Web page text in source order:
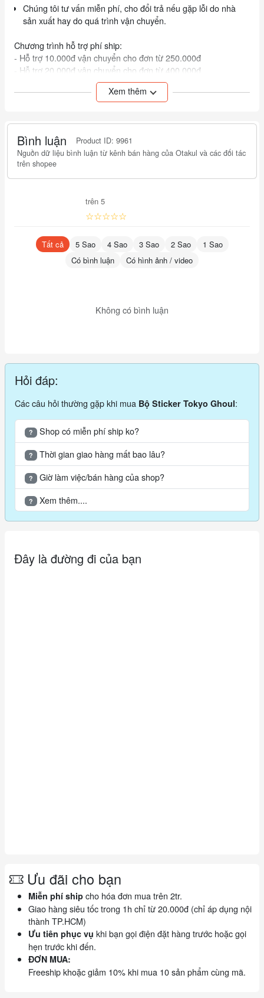
Chúng tôi tư vấn miễn phí, cho đổi trả nếu gặp lỗi do nhà
sản xuất hay do quá trình vận chuyển.
Chương trình hỗ trợ phí ship:
- Hỗ trợ 10.000đ vận chuyển cho đơn từ 250.000đ
- Hỗ trợ 20.000đ vận chuyển cho đơn từ 400.000đ
- Khách mua nhiều hơn vui lòng liên hệ để được trợ giá
Xem thêm
Bình luận
Product ID: 9961
Nguồn dữ liệu bình luận từ kênh bán hàng của Otakul và các đối tác
trên shopee
trên 5
☆☆☆☆☆
Tất cả 5 Sao 4 Sao 3 Sao 2 Sao
1 Sao
Có bình luận
Có hình ảnh / video
Không có bình luận
Hỏi đáp:
Các câu hỏi thường gặp khi mua Bộ Sticker Tokyo Ghoul:
? Shop có miễn phí ship ko?
? Thời gian giao hàng mất bao lâu?
? Giờ làm việc/bán hàng của shop?
? Xem thêm....
Đây là đường đi của bạn
Ưu đãi cho bạn
Miễn phí ship cho hóa đơn mua trên 2tr.
Giao hàng siêu tốc trong 1h chỉ từ 20.000đ (chỉ áp dụng nội
thành TP.HCM)
Ưu tiên phục vụ khi bạn gọi điện đặt hàng trước hoặc gọi
hẹn trước khi đến.
ĐƠN MUA:
Freeship khoặc giảm 10% khi mua 10 sản phẩm cùng mã.